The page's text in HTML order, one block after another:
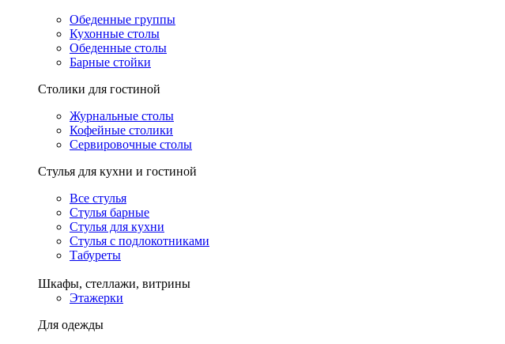
Обеденные группы
Кухонные столы
Обеденные столы
Барные стойки
Столики для гостиной
Журнальные столы
Кофейные столики
Сервировочные столы
Стулья для кухни и гостиной
Все стулья
Стулья барные
Стулья для кухни
Стулья с подлокотниками
Табуреты
Шкафы, стеллажи, витрины
Этажерки
Для одежды